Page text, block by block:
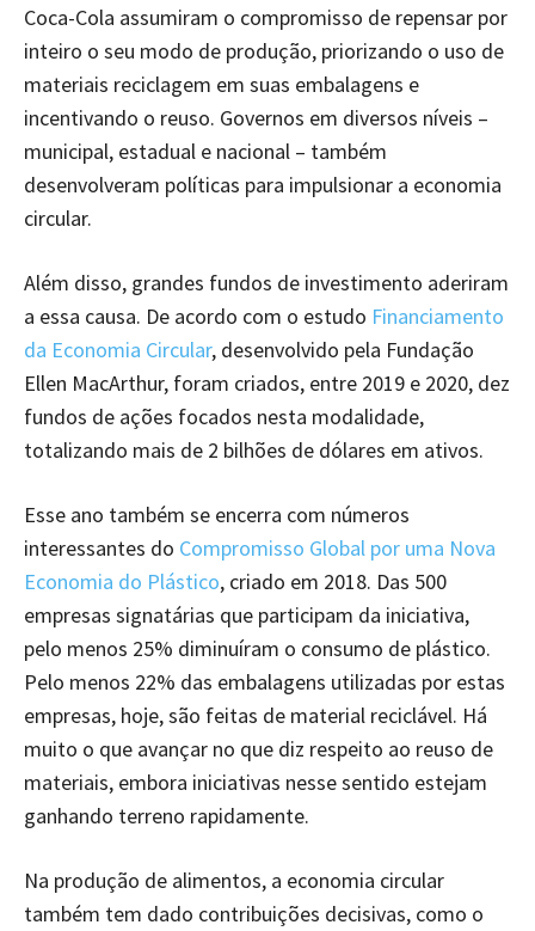
Coca-Cola assumiram o compromisso de repensar por
inteiro o seu modo de produção, priorizando o uso de
materiais reciclagem em suas embalagens e
incentivando o reuso. Governos em diversos níveis –
municipal, estadual e nacional – também
desenvolveram políticas para impulsionar a economia
circular.
Além disso, grandes fundos de investimento aderiram
a essa causa. De acordo com o estudo Financiamento
da Economia Circular, desenvolvido pela Fundação
Ellen MacArthur, foram criados, entre 2019 e 2020, dez
fundos de ações focados nesta modalidade,
totalizando mais de 2 bilhões de dólares em ativos.
Esse ano também se encerra com números
interessantes do Compromisso Global por uma Nova
Economia do Plástico, criado em 2018. Das 500
empresas signatárias que participam da iniciativa,
pelo menos 25% diminuíram o consumo de plástico.
Pelo menos 22% das embalagens utilizadas por estas
empresas, hoje, são feitas de material reciclável. Há
muito o que avançar no que diz respeito ao reuso de
materiais, embora iniciativas nesse sentido estejam
ganhando terreno rapidamente.
Na produção de alimentos, a economia circular
também tem dado contribuições decisivas, como o